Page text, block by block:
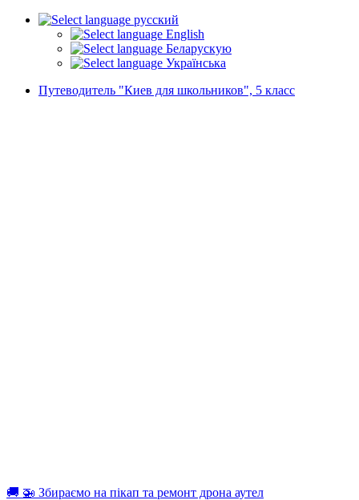
русский
English
Беларускую
Українська
Путеводитель "Киев для школьников", 5 класс
🚚 🚁 Збираємо на пікап та ремонт дрона аутел